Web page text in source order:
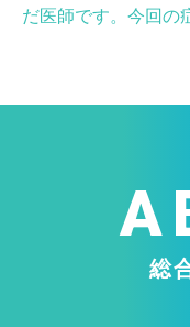
だ医師です。今回の
総